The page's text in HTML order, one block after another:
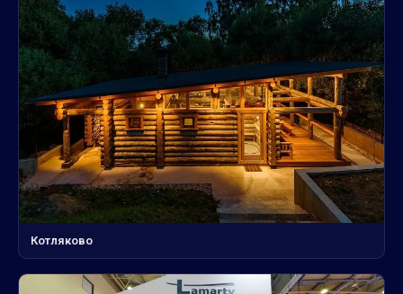
Котляково